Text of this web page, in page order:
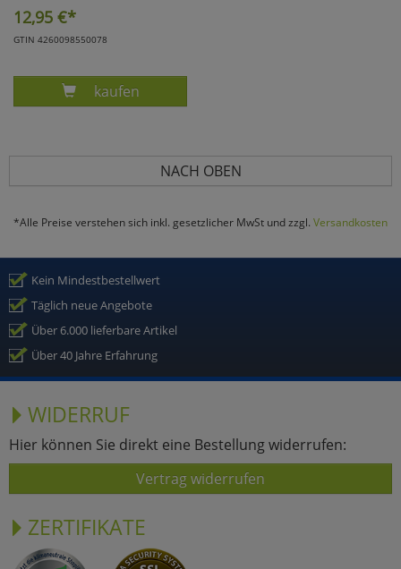
12,95 €*
GTIN 4260098550078
Produkt KUNSTKLAPPKARTEN FLORA
kaufen
NACH OBEN
*Alle Preise verstehen sich inkl. gesetzlicher MwSt und zzgl. Versandkosten
Kein Mindestbestellwert
Täglich neue Angebote
Über 6.000 lieferbare Artikel
Über 40 Jahre Erfahrung
WIDERRUF
Hier können Sie direkt eine Bestellung widerrufen:
Vertrag widerrufen
ZERTIFIKATE